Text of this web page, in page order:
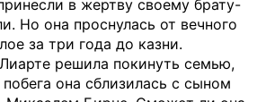
в жертву своему брату-
Но она проснулась от вечного
за три года до казни.
решила покинуть семью,
она сблизилась с сыном